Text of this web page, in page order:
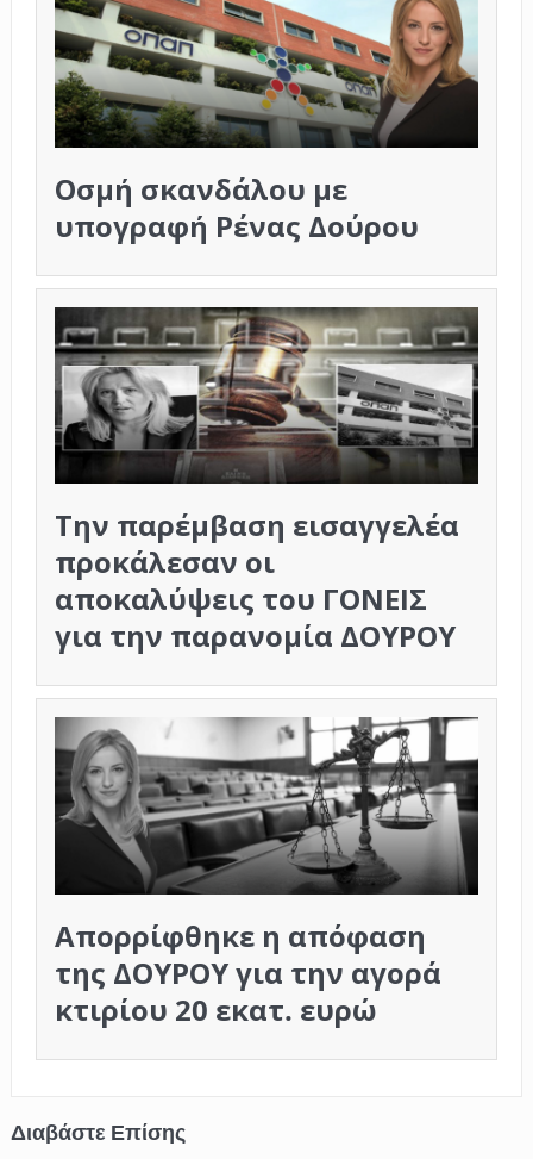
Οσμή σκανδάλου με
υπογραφή Ρένας Δούρου
Την παρέμβαση εισαγγελέα
προκάλεσαν οι
αποκαλύψεις του ΓΟΝΕΙΣ
για την παρανομία ΔΟΥΡΟΥ
Απορρίφθηκε η απόφαση
της ΔΟΥΡΟΥ για την αγορά
κτιρίου 20 εκατ. ευρώ